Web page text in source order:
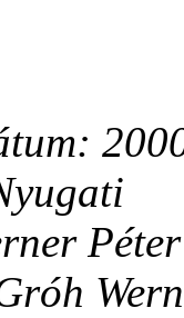
Péter